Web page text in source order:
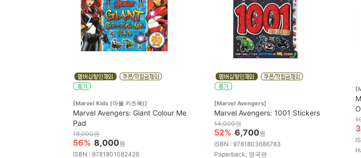
[Marvel Kids (마블 키즈북)]
Marvel Avengers: Giant Colour Me
Pad
18,000원
56% 8,000원
ISBN : 9781801082426
[Marvel Avengers]
Marvel Avengers: 1001 Stickers
14,000원
52% 6,700원
ISBN : 9781803686783
Paperback, 영국판